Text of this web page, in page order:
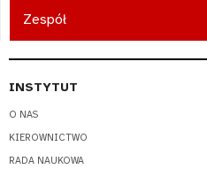
Zespół
INSTYTUT
O NAS
KIEROWNICTWO
RADA NAUKOWA